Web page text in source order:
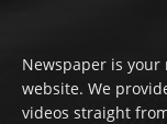
Newspaper is
website. We
videos straight